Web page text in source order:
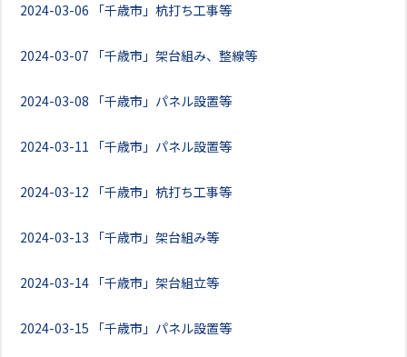
2024-03-06 「千歳市」杭打ち工事等
2024-03-07 「千歳市」架台組み、整線等
2024-03-08 「千歳市」パネル設置等
2024-03-11 「千歳市」パネル設置等
2024-03-12 「千歳市」杭打ち工事等
2024-03-13 「千歳市」架台組み等
2024-03-14 「千歳市」架台組立等
2024-03-15 「千歳市」パネル設置等